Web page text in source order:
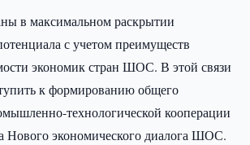
в максимальном раскрытии
с учетом преимуществ
экономик стран ШОС. В этой связи
к формированию общего
технологической кооперации
Нового экономического диалога ШОС.